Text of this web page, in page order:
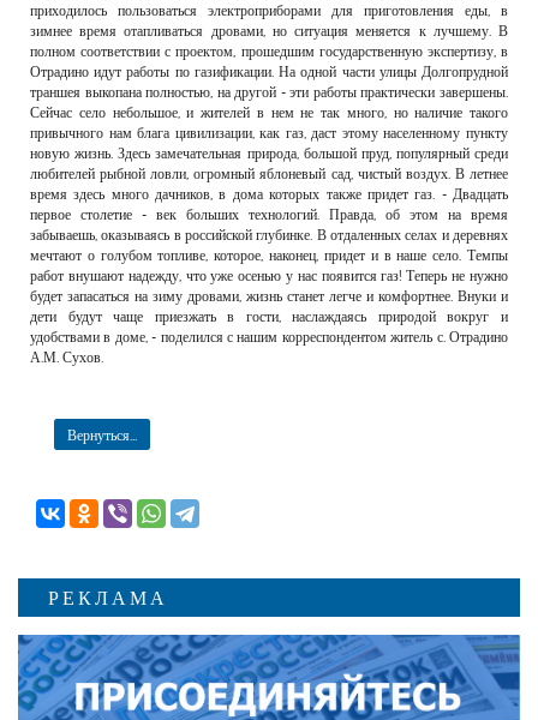
приходилось пользоваться электроприборами для приготовления еды, в
зимнее время отапливаться дровами, но ситуация меняется к лучшему. В
полном соответствии с проектом, прошедшим государственную экспертизу, в
Отрадино идут работы по газификации. На одной части улицы Долгопрудной
траншея выкопана полностью, на другой - эти работы практически завершены.
Сейчас село небольшое, и жителей в нем не так много, но наличие такого
привычного нам блага цивилизации, как газ, даст этому населенному пункту
новую жизнь. Здесь замечательная природа, большой пруд, популярный среди
любителей рыбной ловли, огромный яблоневый сад, чистый воздух. В летнее
время здесь много дачников, в дома которых также придет газ. - Двадцать
первое столетие - век больших технологий. Правда, об этом на время
забываешь, оказываясь в российской глубинке. В отдаленных селах и деревнях
мечтают о голубом топливе, которое, наконец, придет и в наше село. Темпы
работ внушают надежду, что уже осенью у нас появится газ! Теперь не нужно
будет запасаться на зиму дровами, жизнь станет легче и комфортнее. Внуки и
дети будут чаще приезжать в гости, наслаждаясь природой вокруг и
удобствами в доме, - поделился с нашим корреспондентом житель с. Отрадино
А.М. Сухов.
Вернуться...
РЕКЛАМА